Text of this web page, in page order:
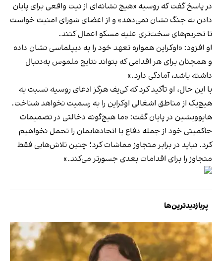
در پاسخ گفت که روسیه «هیچ نشانه‌ای از نیت واقعی برای پایان
دادن به جنگ نشان نمی‌دهد» و از اعضای شورای امنیت خواست
تا تحریم‌های سخت‌تری علیه مسکو اعمال کنند.
او افزود: «اوکراین همواره تعهد خود را به دیپلماسی نشان داده
و همچنان برای هر اقدامی که بتواند نتایج ملموس به‌دنبال
داشته باشد، آمادگی دارد.»
با این حال، او تأکید کرد که کی‌یف هرگز ادعای روسیه نسبت به
هیچ‌یک از مناطق اشغالی اوکراین را به رسمیت نخواهد شناخت.
هایوویشین در پایان گفت: «ما هیچ‌گونه دخالتی در تصمیمات
حاکمیتی خود از جمله دفاع یا اتحادهایمان را تحمل نخواهیم
کرد. نباید در برابر متجاوز مماشات کرد؛ چنین تلاش‌هایی فقط
متجاوز را برای اقدامات بعدی جسورتر می‌کند.»
پربازدیدترین‌ها